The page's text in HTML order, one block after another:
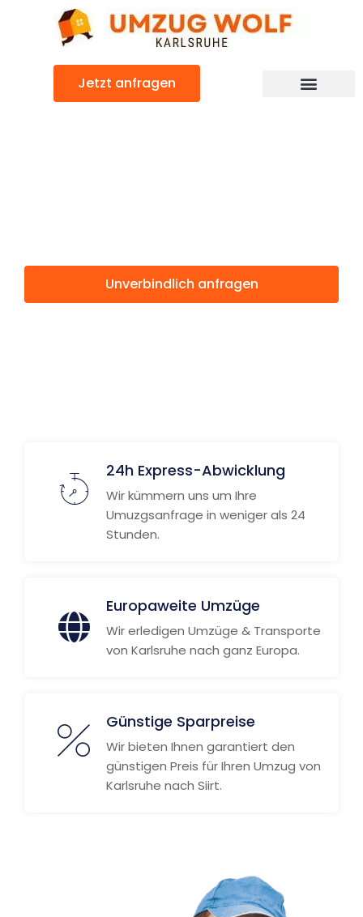
Jetzt anfragen
Unverbindlich anfragen
24h Express-Abwicklung
Wir kümmern uns um Ihre
Umuzgsanfrage in weniger als 24
Stunden.
Europaweite Umzüge
Wir erledigen Umzüge & Transporte
von Karlsruhe nach ganz Europa.
Günstige Sparpreise
Wir bieten Ihnen garantiert den
günstigen Preis für Ihren Umzug von
Karlsruhe nach Siirt.